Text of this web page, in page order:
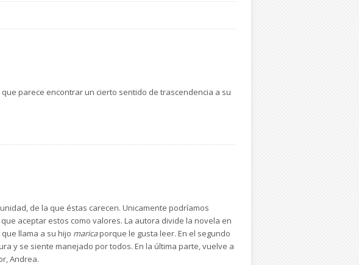
parece encontrar un cierto sentido de trascendencia a su
de la que éstas carecen. Unicamente podríamos
aceptar estos como valores. La autora divide la novela en
llama a su hijo maricaporque le gusta leer. En el segundo
y se siente manejado por todos. En la última parte, vuelve a
Andrea.